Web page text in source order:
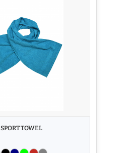
SPORT TOWEL